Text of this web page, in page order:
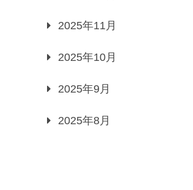
2025年11月
2025年10月
2025年9月
2025年8月